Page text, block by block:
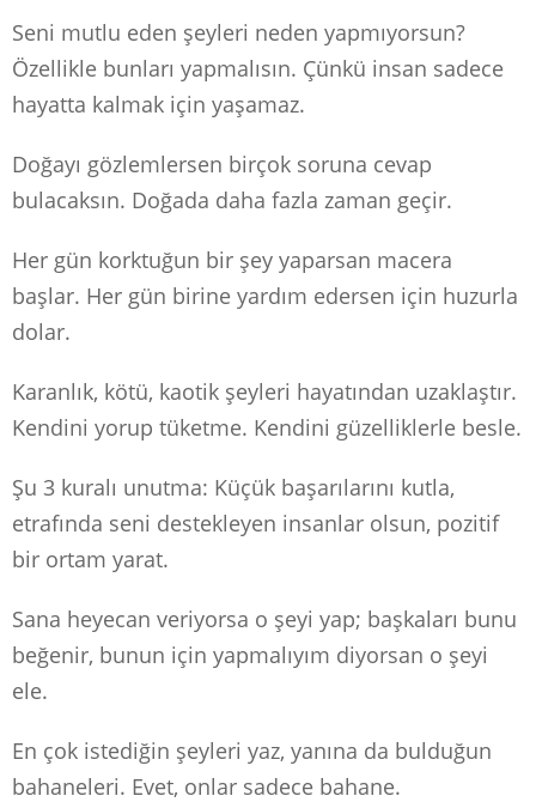
Seni mutlu eden şeyleri neden yapmıyorsun?
Özellikle bunları yapmalısın. Çünkü insan sadece
hayatta kalmak için yaşamaz.
Doğayı gözlemlersen birçok soruna cevap
bulacaksın. Doğada daha fazla zaman geçir.
Her gün korktuğun bir şey yaparsan macera
başlar. Her gün birine yardım edersen için huzurla
dolar.
Karanlık, kötü, kaotik şeyleri hayatından uzaklaştır.
Kendini yorup tüketme. Kendini güzelliklerle besle.
Şu 3 kuralı unutma: Küçük başarılarını kutla,
etrafında seni destekleyen insanlar olsun, pozitif
bir ortam yarat.
Sana heyecan veriyorsa o şeyi yap; başkaları bunu
beğenir, bunun için yapmalıyım diyorsan o şeyi
ele.
En çok istediğin şeyleri yaz, yanına da bulduğun
bahaneleri. Evet, onlar sadece bahane.